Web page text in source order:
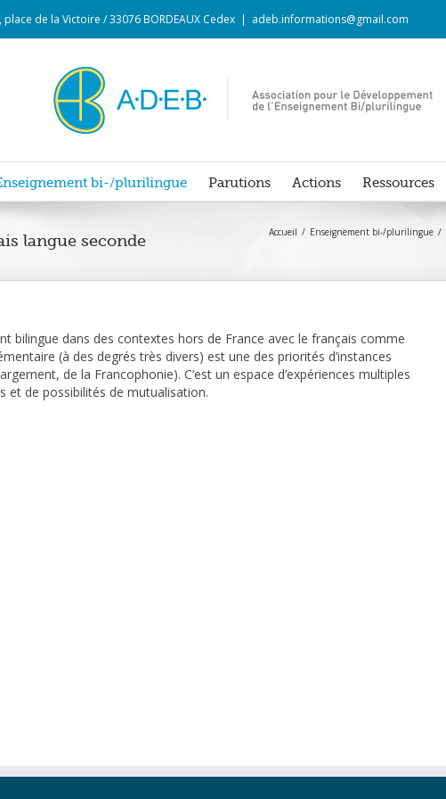
place de la Victoire / 33076 BORDEAUX Cedex | adeb.informations@gmail.com
bi-/plurilingue Parutions Actions Ressources
langue seconde Accueil Enseignement bi-/plurilingue
bilingue dans des contextes hors de France avec le français comme
(à des degrés très divers) est une des priorités d’instances
de la Francophonie). C’est un espace d’expériences multiples
et de possibilités de mutualisation.